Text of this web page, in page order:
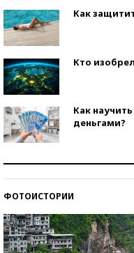
Как
Кто
Как
деньгами?
ФОТОИСТОРИИ